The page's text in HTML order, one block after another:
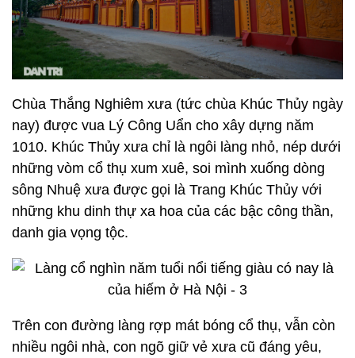
Chùa Thắng Nghiêm xưa (tức chùa Khúc Thủy ngày
nay) được vua Lý Công Uẩn cho xây dựng năm
1010. Khúc Thủy xưa chỉ là ngôi làng nhỏ, nép dưới
những vòm cổ thụ xum xuê, soi mình xuống dòng
sông Nhuệ xưa được gọi là Trang Khúc Thủy với
những khu dinh thự xa hoa của các bậc công thần,
danh gia vọng tộc.
Trên con đường làng rợp mát bóng cổ thụ, vẫn còn
nhiều ngôi nhà, con ngõ giữ vẻ xưa cũ đáng yêu,